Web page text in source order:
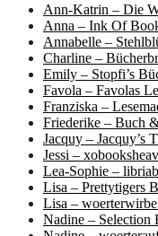
Ann-Katrin – Die
Anna – Ink Of
Annabelle –
Charline –
Emily – Stopfi’s
Favola – Favolas
Franziska –
Friederike – Buch
Jacquy – Jacquy’s
Jessi –
Lea-Sophie –
Lisa – Prettytigers
Lisa –
Nadine – Selection